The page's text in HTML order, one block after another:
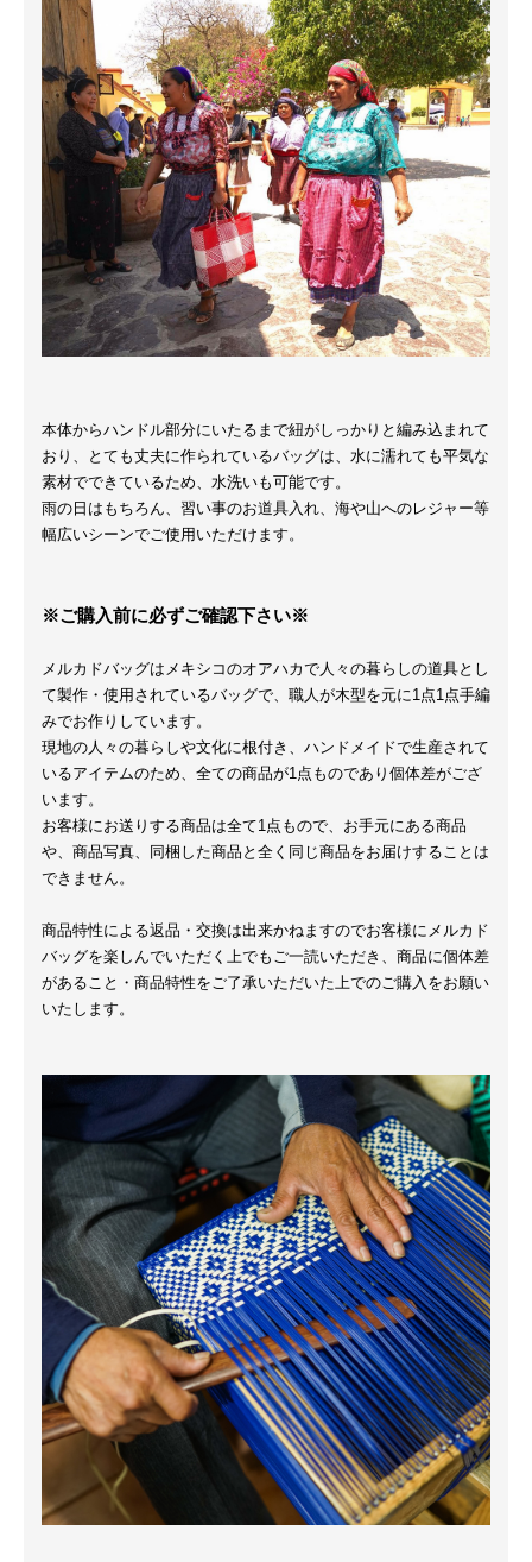
本体からハンドル部分にいたるまで紐がしっかりと編み込まれて
おり、とても丈夫に作られているバッグは、水に濡れても平気な
素材でできているため、水洗いも可能です。
雨の日はもちろん、習い事のお道具入れ、海や山へのレジャー等
幅広いシーンでご使用いただけます。
※ご購入前に必ずご確認下さい※
メルカドバッグはメキシコのオアハカで人々の暮らしの道具とし
て製作・使用されているバッグで、職人が木型を元に1点1点手編
みでお作りしています。
現地の人々の暮らしや文化に根付き、ハンドメイドで生産されて
いるアイテムのため、全ての商品が1点ものであり個体差がござ
います。
お客様にお送りする商品は全て1点もので、お手元にある商品
や、商品写真、同梱した商品と全く同じ商品をお届けすることは
できません。
商品特性による返品・交換は出来かねますのでお客様にメルカド
バッグを楽しんでいただく上でもご一読いただき、商品に個体差
があること・商品特性をご了承いただいた上でのご購入をお願い
いたします。